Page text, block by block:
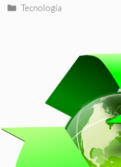
Categorías
Tecnología